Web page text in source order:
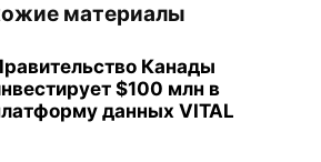
материалы
Канады
$100 млн в
данных VITAL